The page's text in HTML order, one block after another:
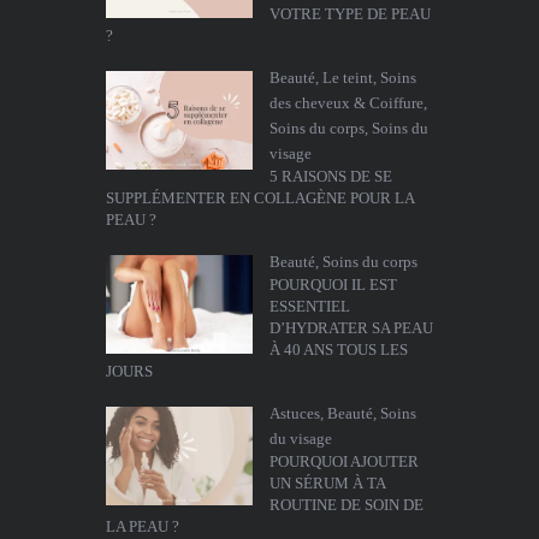
VOTRE TYPE DE PEAU
?
Beauté, Le teint, Soins
des cheveux & Coiffure,
Soins du corps, Soins du
visage
5 RAISONS DE SE
SUPPLÉMENTER EN COLLAGÈNE POUR LA
PEAU ?
Beauté, Soins du corps
POURQUOI IL EST
ESSENTIEL
D’HYDRATER SA PEAU
À 40 ANS TOUS LES
JOURS
Astuces, Beauté, Soins
du visage
POURQUOI AJOUTER
UN SÉRUM À TA
ROUTINE DE SOIN DE
LA PEAU ?